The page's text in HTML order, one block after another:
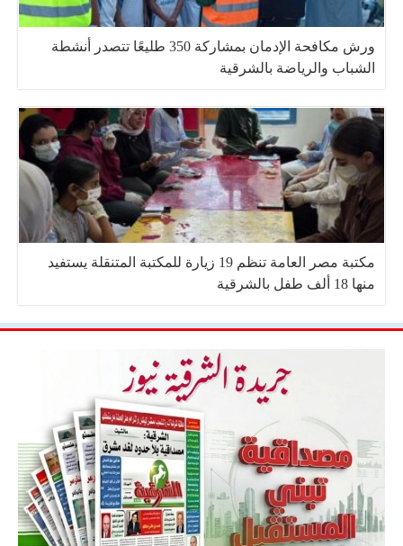
ورش مكافحة الإدمان بمشاركة 350 طليعًا تتصدر أنشطة
الشباب والرياضة بالشرقية
مكتبة مصر العامة تنظم 19 زيارة للمكتبة المتنقلة يستفيد
منها 18 ألف طفل بالشرقية